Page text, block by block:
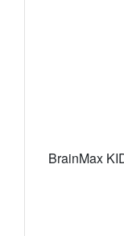
BrainMax